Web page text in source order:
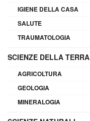
IGIENE DELLA CASA
SALUTE
TRAUMATOLOGIA
SCIENZE DELLA TERRA
AGRICOLTURA
GEOLOGIA
MINERALOGIA